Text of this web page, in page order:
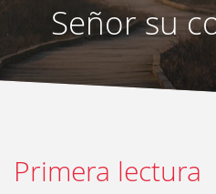
Señor su
Primera lectura